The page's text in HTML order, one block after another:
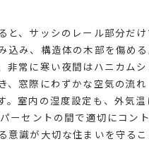
と、サッシのレール部分だ
込み、構造体の木部を傷め
非常に寒い夜間はハニカム
、窓際にわずかな空気の流
。室内の湿度設定も、外気
ーセントの間で適切にコント
意識が大切な住まいを守る